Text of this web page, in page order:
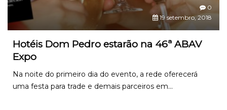
0
19 setembro, 2018
Hotéis Dom Pedro estarão na 46ª ABAV
Expo
Na noite do primeiro dia do evento, a rede oferecerá
uma festa para trade e demais parceiros em...